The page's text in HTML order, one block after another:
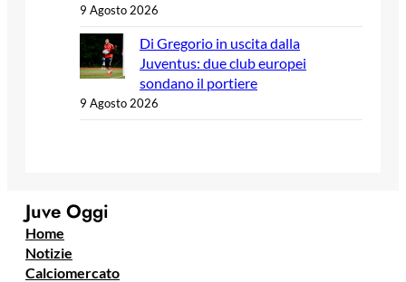
9 Agosto 2026
Di Gregorio in uscita dalla
Juventus: due club europei
sondano il portiere
9 Agosto 2026
Juve Oggi
Home
Notizie
Calciomercato